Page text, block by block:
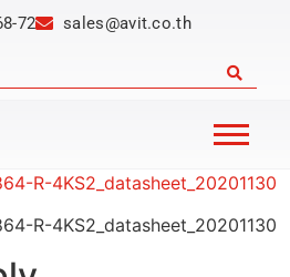
72 sales@avit.co.th
R-4KS2_datasheet_20201130
R-4KS2_datasheet_20201130